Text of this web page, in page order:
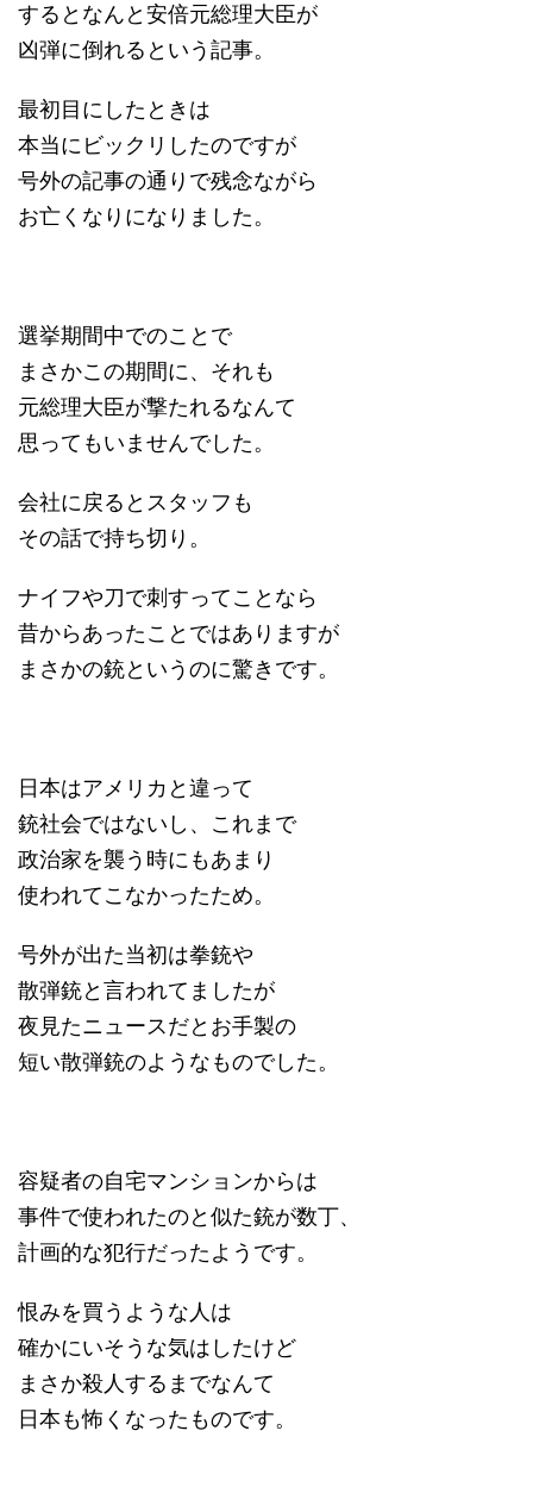
するとなんと安倍元総理大臣が
凶弾に倒れるという記事。
最初目にしたときは
本当にビックリしたのですが
号外の記事の通りで残念ながら
お亡くなりになりました。
選挙期間中でのことで
まさかこの期間に、それも
元総理大臣が撃たれるなんて
思ってもいませんでした。
会社に戻るとスタッフも
その話で持ち切り。
ナイフや刀で刺すってことなら
昔からあったことではありますが
まさかの銃というのに驚きです。
日本はアメリカと違って
銃社会ではないし、これまで
政治家を襲う時にもあまり
使われてこなかったため。
号外が出た当初は拳銃や
散弾銃と言われてましたが
夜見たニュースだとお手製の
短い散弾銃のようなものでした。
容疑者の自宅マンションからは
事件で使われたのと似た銃が数丁、
計画的な犯行だったようです。
恨みを買うような人は
確かにいそうな気はしたけど
まさか殺人するまでなんて
日本も怖くなったものです。